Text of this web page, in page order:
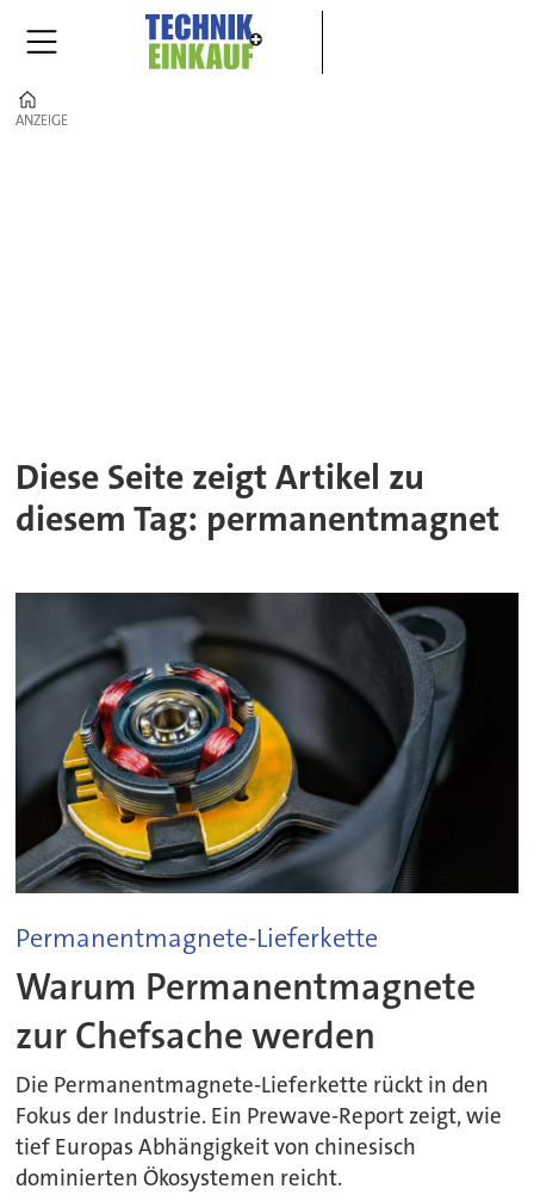
ANZEIGE
ANZEIGE
Diese Seite zeigt Artikel zu
diesem Tag: permanentmagnet
Permanentmagnete-Lieferkette
Warum Permanentmagnete
zur Chefsache werden
Die Permanentmagnete-Lieferkette rückt in den
Fokus der Industrie. Ein Prewave-Report zeigt, wie
tief Europas Abhängigkeit von chinesisch
dominierten Ökosystemen reicht.